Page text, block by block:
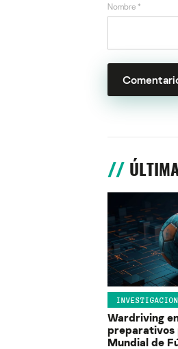
Nombre *
Wardriving
preparativos
Mundial de